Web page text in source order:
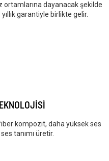
dayanacak şekilde
garantiyle birlikte gelir.
kompozit, daha yüksek ses
tanımı üretir.